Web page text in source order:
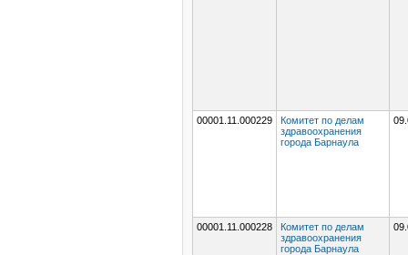
00001.11.000229
Комитет по делам
здравоохранения
города Барнаула
00001.11.000228
Комитет по делам
здравоохранения
города Барнаула